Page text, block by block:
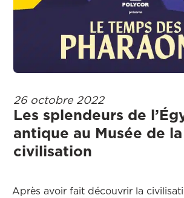
26 octobre 2022
Les splendeurs de
antique au Musée de la
civilisation
Après avoir fait découvrir la